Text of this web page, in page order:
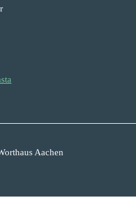
Aachen